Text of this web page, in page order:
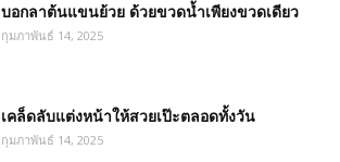
บอกลาต้นแขนย้วย ด้วยขวดน้ำเพียงขวดเดียว
กุมภาพันธ์ 14, 2025
เคล็ดลับแต่งหน้าให้สวยเป๊ะตลอดทั้งวัน
กุมภาพันธ์ 14, 2025